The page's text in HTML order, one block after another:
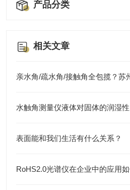
产品分类
相关文章
水触角测量仪液体对固体的润湿性
表面能和我们生活有什么关系？